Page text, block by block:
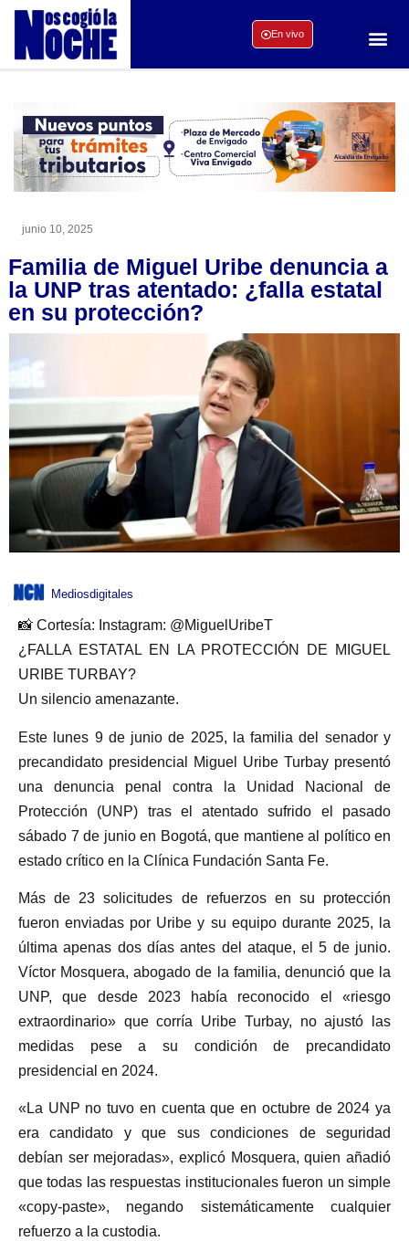
En vivo
junio 10, 2025
Familia de Miguel Uribe denuncia a
la UNP tras atentado: ¿falla estatal
en su protección?
Mediosdigitales
📸 Cortesía: Instagram: @MiguelUribeT
¿FALLA ESTATAL EN LA PROTECCIÓN DE MIGUEL
URIBE TURBAY?
Un silencio amenazante.
Este lunes 9 de junio de 2025, la familia del senador y
precandidato presidencial Miguel Uribe Turbay presentó
una denuncia penal contra la Unidad Nacional de
Protección (UNP) tras el atentado sufrido el pasado
sábado 7 de junio en Bogotá, que mantiene al político en
estado crítico en la Clínica Fundación Santa Fe.
Más de 23 solicitudes de refuerzos en su protección
fueron enviadas por Uribe y su equipo durante 2025, la
última apenas dos días antes del ataque, el 5 de junio.
Víctor Mosquera, abogado de la familia, denunció que la
UNP, que desde 2023 había reconocido el «riesgo
extraordinario» que corría Uribe Turbay, no ajustó las
medidas pese a su condición de precandidato
presidencial en 2024.
«La UNP no tuvo en cuenta que en octubre de 2024 ya
era candidato y que sus condiciones de seguridad
debían ser mejoradas», explicó Mosquera, quien añadió
que todas las respuestas institucionales fueron un simple
«copy-paste», negando sistemáticamente cualquier
refuerzo a la custodia.